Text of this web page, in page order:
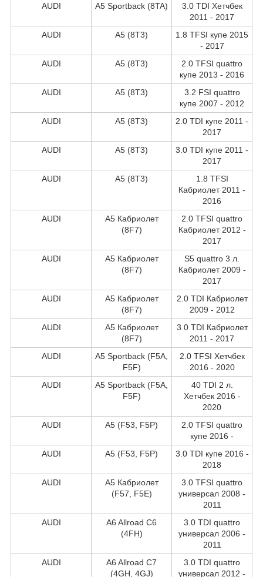
AUDI
A5 Sportback (8TA)
3.0 TDI Хетчбек
2011 - 2017
AUDI
A5 (8T3)
1.8 TFSI купе 2015
- 2017
AUDI
A5 (8T3)
2.0 TFSI quattro
купе 2013 - 2016
AUDI
A5 (8T3)
3.2 FSI quattro
купе 2007 - 2012
AUDI
A5 (8T3)
2.0 TDI купе 2011 -
2017
AUDI
A5 (8T3)
3.0 TDI купе 2011 -
2017
AUDI
A5 (8T3)
1.8 TFSI
Кабриолет 2011 -
2016
AUDI
A5 Кабриолет
(8F7)
2.0 TFSI quattro
Кабриолет 2012 -
2017
AUDI
A5 Кабриолет
(8F7)
S5 quattro 3 л.
Кабриолет 2009 -
2017
AUDI
A5 Кабриолет
(8F7)
2.0 TDI Кабриолет
2009 - 2012
AUDI
A5 Кабриолет
(8F7)
3.0 TDI Кабриолет
2011 - 2017
AUDI
A5 Sportback (F5A,
F5F)
2.0 TFSI Хетчбек
2016 - 2020
AUDI
A5 Sportback (F5A,
F5F)
40 TDI 2 л.
Хетчбек 2016 -
2020
AUDI
A5 (F53, F5P)
2.0 TFSI quattro
купе 2016 -
AUDI
A5 (F53, F5P)
3.0 TDI купе 2016 -
2018
AUDI
A5 Кабриолет
(F57, F5E)
3.0 TFSI quattro
универсал 2008 -
2011
AUDI
A6 Allroad C6
(4FH)
3.0 TDI quattro
универсал 2006 -
2011
AUDI
A6 Allroad C7
(4GH, 4GJ)
3.0 TDI quattro
универсал 2012 -